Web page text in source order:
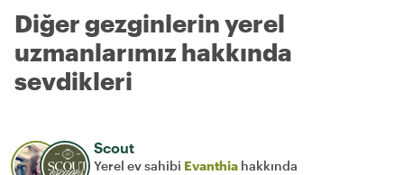
Diğer gezginlerin yerel
uzmanlarımız hakkında
sevdikleri
Scout
Yerel ev sahibi Evanthia hakkında